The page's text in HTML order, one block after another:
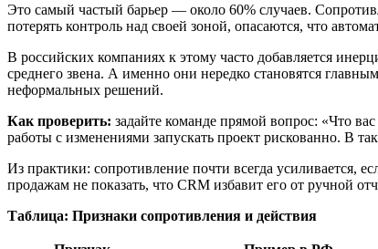
Это самый частый барьер — около 60% случаев.
потерять контроль над своей зоной, опасаются, что
В российских компаниях к этому часто добавляется
среднего звена. А именно они нередко становятся
неформальных решений.
Как проверить: задайте команде прямой вопрос: «Что
работы с изменениями запускать проект рискованно. В
Из практики: сопротивление почти всегда усиливается,
продажам не показать, что CRM избавит его от ручной
Таблица: Признаки сопротивления и действия